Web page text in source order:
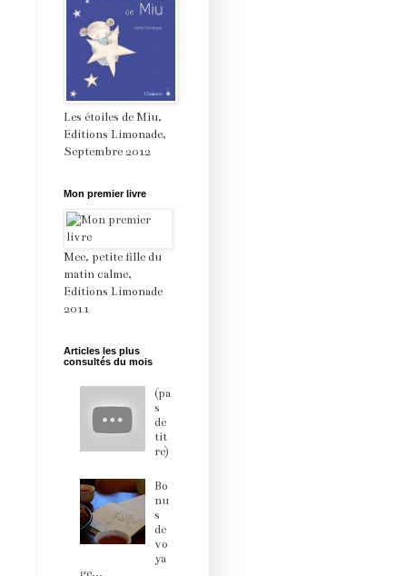
Les étoiles de Miu,
Editions Limonade,
Septembre 2012
Mon premier livre
Mee, petite fille du
matin calme,
Editions Limonade
2011
Articles les plus
consultés du mois
(pa
s
de
tit
re)
Bo
nu
s
de
vo
ya